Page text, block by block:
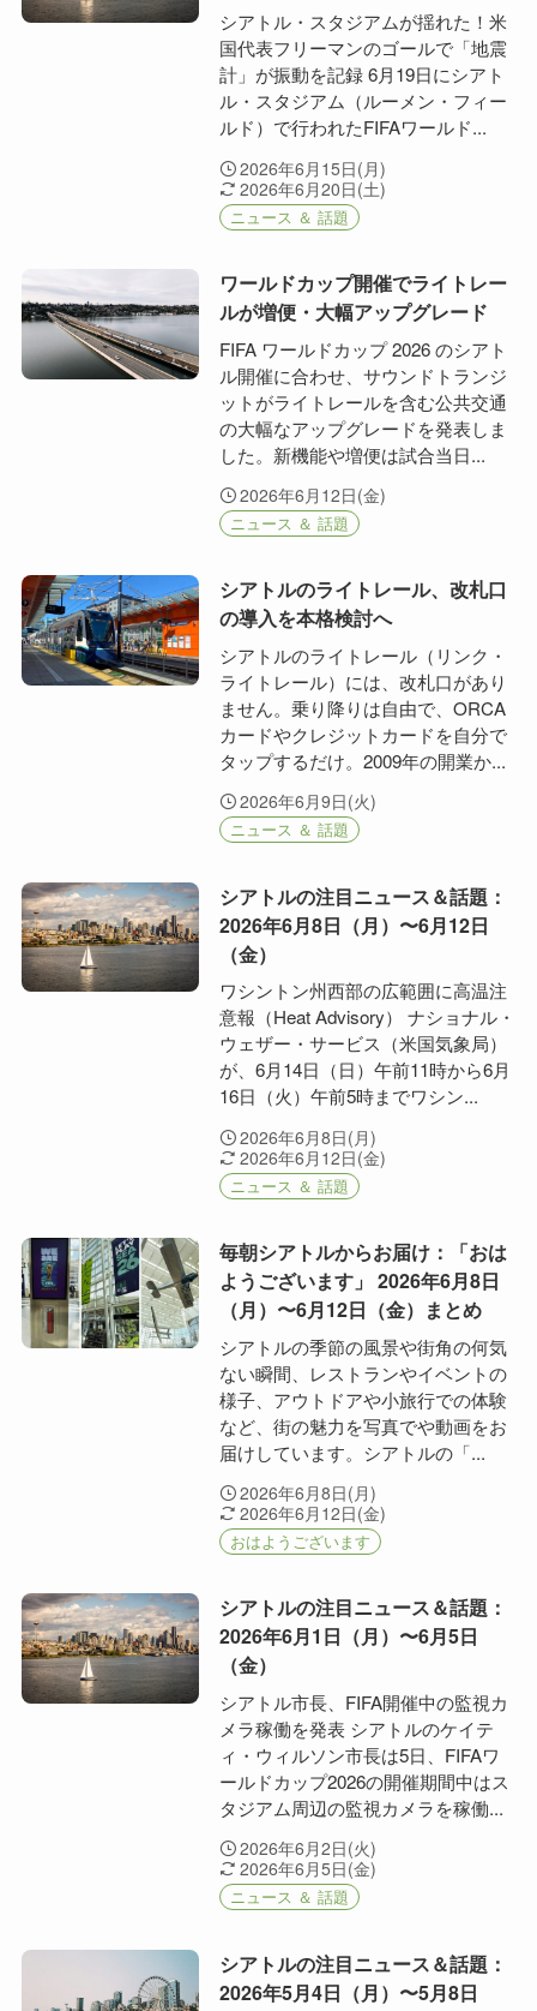
シアトル・スタジアムが揺れた！米
国代表フリーマンのゴールで「地震
計」が振動を記録 6月19日にシアト
ル・スタジアム（ルーメン・フィー
ルド）で行われたFIFAワールド...
2026年6月15日(月)
2026年6月20日(土)
ニュース ＆ 話題
ワールドカップ開催でライトレー
ルが増便・大幅アップグレード
FIFA ワールドカップ 2026 のシアト
ル開催に合わせ、サウンドトランジ
ットがライトレールを含む公共交通
の大幅なアップグレードを発表しま
した。新機能や増便は試合当日...
2026年6月12日(金)
ニュース ＆ 話題
シアトルのライトレール、改札口
の導入を本格検討へ
シアトルのライトレール（リンク・
ライトレール）には、改札口があり
ません。乗り降りは自由で、ORCA
カードやクレジットカードを自分で
タップするだけ。2009年の開業か...
2026年6月9日(火)
ニュース ＆ 話題
シアトルの注目ニュース＆話題：
2026年6月8日（月）〜6月12日
（金）
ワシントン州西部の広範囲に高温注
意報（Heat Advisory） ナショナル・
ウェザー・サービス（米国気象局）
が、6月14日（日）午前11時から6月
16日（火）午前5時までワシン...
2026年6月8日(月)
2026年6月12日(金)
ニュース ＆ 話題
毎朝シアトルからお届け：「おは
ようございます」 2026年6月8日
（月）〜6月12日（金）まとめ
シアトルの季節の風景や街角の何気
ない瞬間、レストランやイベントの
様子、アウトドアや小旅行での体験
など、街の魅力を写真でや動画をお
届けしています。シアトルの「...
2026年6月8日(月)
2026年6月12日(金)
おはようございます
シアトルの注目ニュース＆話題：
2026年6月1日（月）〜6月5日
（金）
シアトル市長、FIFA開催中の監視カ
メラ稼働を発表 シアトルのケイテ
ィ・ウィルソン市長は5日、FIFAワ
ールドカップ2026の開催期間中はス
タジアム周辺の監視カメラを稼働...
2026年6月2日(火)
2026年6月5日(金)
ニュース ＆ 話題
シアトルの注目ニュース＆話題：
2026年5月4日（月）〜5月8日